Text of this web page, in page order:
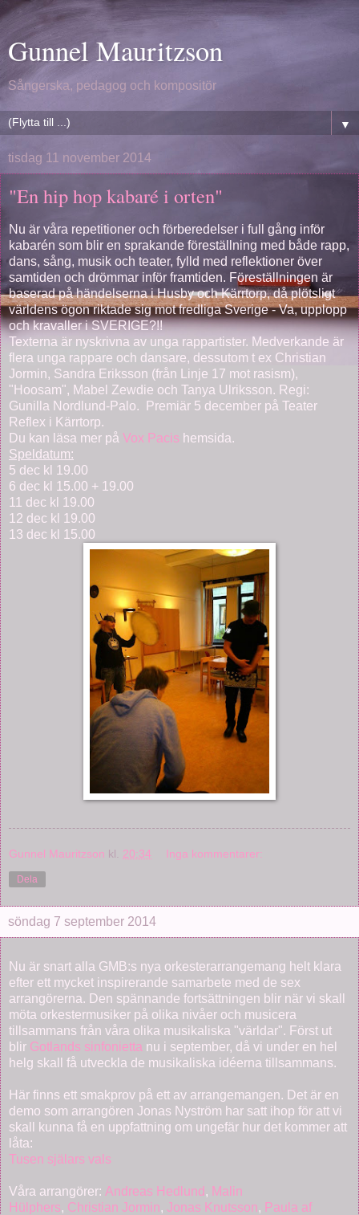
Gunnel Mauritzson
Sångerska, pedagog och kompositör
▼
tisdag 11 november 2014
"En hip hop kabaré i orten"
Nu är våra repetitioner och förberedelser i full gång inför
kabarén som blir en sprakande föreställning med både rapp,
dans, sång, musik och teater, fylld med reflektioner över
samtiden och drömmar inför framtiden. Föreställningen är
baserad på händelserna i Husby och Kärrtorp, då plötsligt
världens ögon riktade sig mot fredliga Sverige - Va, upplopp
och kravaller i SVERIGE?!!
Texterna är nyskrivna av unga rappartister. Medverkande är
flera unga rappare och dansare, dessutom t ex Christian
Jormin, Sandra Eriksson (från Linje 17 mot rasism),
"Hoosam", Mabel Zewdie och Tanya Ulriksson. Regi:
Gunilla Nordlund-Palo. Premiär 5 december på Teater
Reflex i Kärrtorp.
Du kan läsa mer på Vox Pacis hemsida.
Speldatum:
5 dec kl 19.00
6 dec kl 15.00 + 19.00
11 dec kl 19.00
12 dec kl 19.00
13 dec kl 15.00
Gunnel Mauritzson kl. 20:34 Inga kommentarer:
Dela
söndag 7 september 2014
Nu är snart alla GMB:s nya orkesterarrangemang helt klara
efter ett mycket inspirerande samarbete med de sex
arrangörerna. Den spännande fortsättningen blir när vi skall
möta orkestermusiker på olika nivåer och musicera
tillsammans från våra olika musikaliska "världar". Först ut
blir Gotlands sinfonietta nu i september, då vi under en hel
helg skall få utveckla de musikaliska idéerna tillsammans.
Här finns ett smakprov på ett av arrangemangen. Det är en
demo som arrangören Jonas Nyström har satt ihop för att vi
skall kunna få en uppfattning om ungefär hur det kommer att
låta:
Tusen själars vals
Våra arrangörer: Andreas Hedlund , Malin
Hülphers, Christian Jormin, Jonas Knutsson, Paula af